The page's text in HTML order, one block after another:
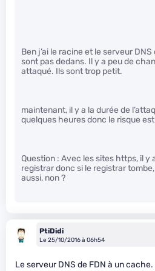
Ben j’ai le racine et le serveur
sont pas dedans. Il y a peu de
attaqué. Ils sont trop petit.
maintenant, il y a la durée de
quelques heures donc le risque
Question : Avec les sites https, il y
registrar donc si le registrar
aussi, non ?
PtiDidi
Le 25/10/2016 à 06h54
Le serveur DNS de FDN à un